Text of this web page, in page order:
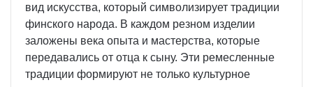
вид искусства, который символизирует традиции
финского народа. В каждом резном изделии
заложены века опыта и мастерства, которые
передавались от отца к сыну. Эти ремесленные
традиции формируют не только культурное